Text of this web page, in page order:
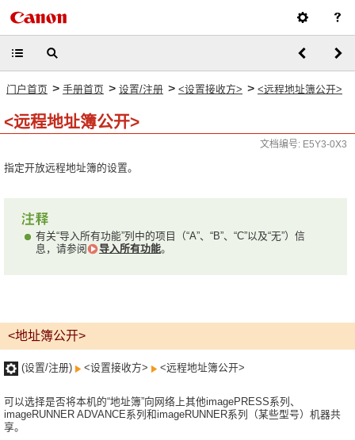
门户首页 > 手册首页 > 设置/注册 > <设置接收方> > <远程地址簿公开>
<远程地址簿公开>
文档编号: E5Y3-0X3
指定开放远程地址簿的设置。
有关“导入所有功能”列中的项目（“A”、“B”、“C”以及“无”）信
息，请参阅
导入所有功能。
<地址簿公开>
(设置/注册) <设置接收方> <远程地址簿公开>
可以选择是否将本机的“地址簿”向网络上其他imagePRESS系列、
imageRUNNER ADVANCE系列和imageRUNNER系列（某些型号）机器共
享。